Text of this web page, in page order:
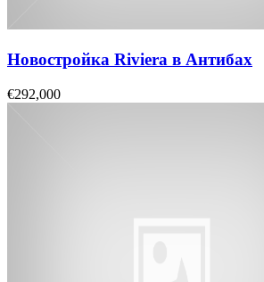
Новостройка Riviera в Антибах
€292,000